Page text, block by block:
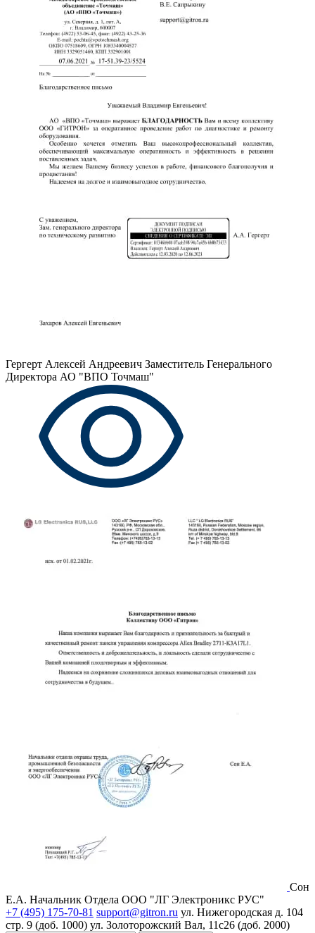
Гергерт Алексей Андреевич Заместитель Генерального
Директора АО "ВПО Точмаш"
Сон
Е.А. Начальник Отдела ООО "ЛГ Электроникс РУС"
+7 (495) 175-70-81 support@gitron.ru ул. Нижегородская д. 104
стр. 9 (доб. 1000) ул. Золоторожский Вал, 11с26 (доб. 2000)